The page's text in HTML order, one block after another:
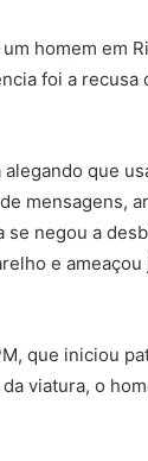
homem em
foi a recusa
que
mensagens,
se negou a
e ameaçou
que iniciou
viatura, o